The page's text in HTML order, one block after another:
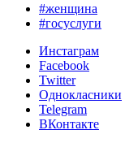
#женщина
#госуслуги
Инстаграм
Facebook
Twitter
Однокласники
Telegram
ВКонтакте